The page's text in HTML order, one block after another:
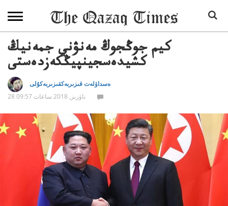
كيم جوڭجوڭ مەنۋني جمەنيڭ
كشيدەسجينپيڭكەزدەستى
ەسداۋلەت قىزىربەكقىزىربەكۇلى
28 ناۋرىز, 2018 ساعات 09:57